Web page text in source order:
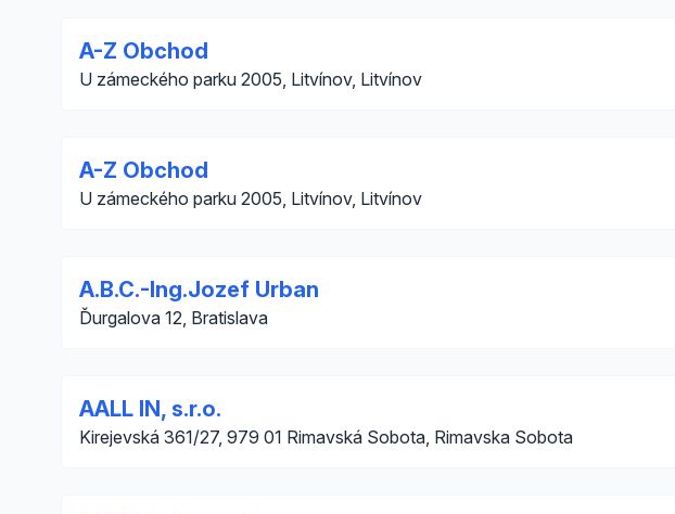
A-Z Obchod
U zámeckého parku 2005, Litvínov, Litvínov
A-Z Obchod
U zámeckého parku 2005, Litvínov, Litvínov
A.B.C.-Ing.Jozef Urban
Ďurgalova 12, Bratislava
AALL IN, s.r.o.
Kirejevská 361/27, 979 01 Rimavská Sobota, Rimavska Sobota